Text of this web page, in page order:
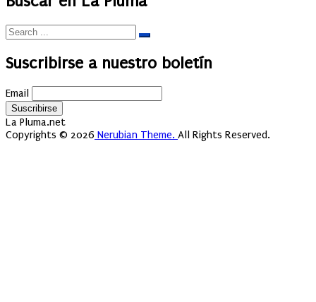
Suscribirse a nuestro boletín
Email
La Pluma.net
Copyrights © 2026 Nerubian Theme. All Rights Reserved.